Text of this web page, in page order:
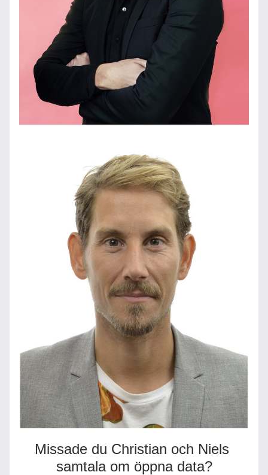
Missade du Christian och Niels
samtala om öppna data?